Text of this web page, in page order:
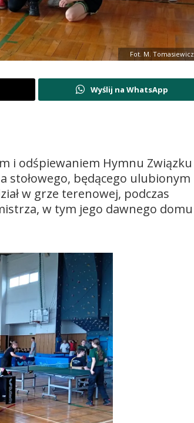
Fot. M. Tomasiewicz
Wyślij na WhatsApp
i odśpiewaniem Hymnu Związku
stołowego, będącego ulubionym
w grze terenowej, podczas
w tym jego dawnego domu